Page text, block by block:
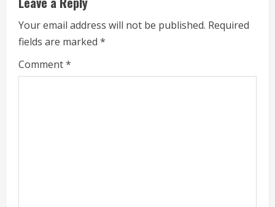
Your email address will not be published. Required
fields are marked *
Comment*